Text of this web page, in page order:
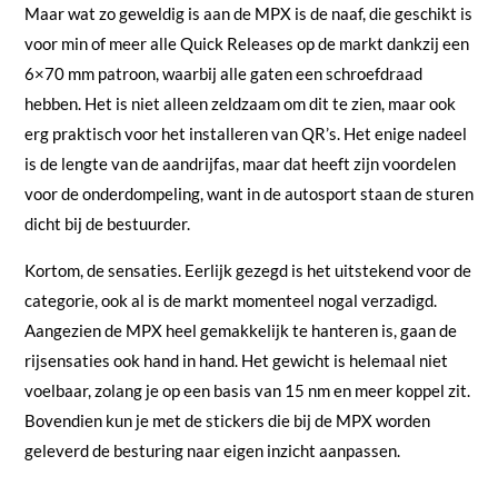
Maar wat zo geweldig is aan de MPX is de naaf, die geschikt is
voor min of meer alle Quick Releases op de markt dankzij een
6×70 mm patroon, waarbij alle gaten een schroefdraad
hebben. Het is niet alleen zeldzaam om dit te zien, maar ook
erg praktisch voor het installeren van QR’s. Het enige nadeel
is de lengte van de aandrijfas, maar dat heeft zijn voordelen
voor de onderdompeling, want in de autosport staan de sturen
dicht bij de bestuurder.
Kortom, de sensaties. Eerlijk gezegd is het uitstekend voor de
categorie, ook al is de markt momenteel nogal verzadigd.
Aangezien de MPX heel gemakkelijk te hanteren is, gaan de
rijsensaties ook hand in hand. Het gewicht is helemaal niet
voelbaar, zolang je op een basis van 15 nm en meer koppel zit.
Bovendien kun je met de stickers die bij de MPX worden
geleverd de besturing naar eigen inzicht aanpassen.